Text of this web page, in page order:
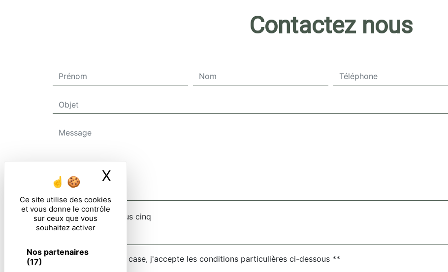
Ce site utilise des cookies
et vous donne le contrôle
sur ceux que vous
souhaitez activer
Nos partenaires
(17)
X
Contactez nous
Combien font un plus cinq
En cochant cette case, j'accepte les conditions particulières ci-dessous **